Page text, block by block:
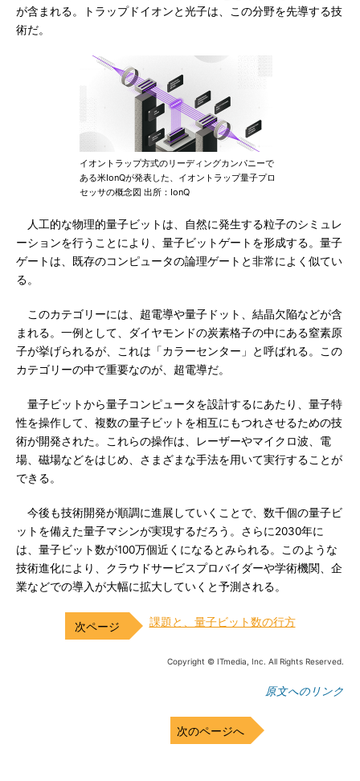
が含まれる。トラップドイオンと光子は、この分野を先導する技
術だ。
イオントラップ方式のリーディングカンパニーで
ある米IonQが発表した、イオントラップ量子プロ
セッサの概念図 出所：IonQ
人工的な物理的量子ビットは、自然に発生する粒子のシミュレ
ーションを行うことにより、量子ビットゲートを形成する。量子
ゲートは、既存のコンピュータの論理ゲートと非常によく似てい
る。
このカテゴリーには、超電導や量子ドット、結晶欠陥などが含
まれる。一例として、ダイヤモンドの炭素格子の中にある窒素原
子が挙げられるが、これは「カラーセンター」と呼ばれる。この
カテゴリーの中で重要なのが、超電導だ。
量子ビットから量子コンピュータを設計するにあたり、量子特
性を操作して、複数の量子ビットを相互にもつれさせるための技
術が開発された。これらの操作は、レーザーやマイクロ波、電
場、磁場などをはじめ、さまざまな手法を用いて実行することが
できる。
今後も技術開発が順調に進展していくことで、数千個の量子ビ
ットを備えた量子マシンが実現するだろう。さらに2030年に
は、量子ビット数が100万個近くになるとみられる。このような
技術進化により、クラウドサービスプロバイダーや学術機関、企
業などでの導入が大幅に拡大していくと予測される。
課題と、量子ビット数の行方
Copyright © ITmedia, Inc. All Rights Reserved.
原文へのリンク
次のページへ